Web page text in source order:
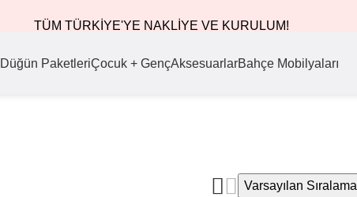
TÜM TÜRKİYE'YE NAKLİYE VE KURULUM!
Düğün PaketleriÇocuk + GençAksesuarlarBahçe Mobilyaları
Varsayılan Sıralama